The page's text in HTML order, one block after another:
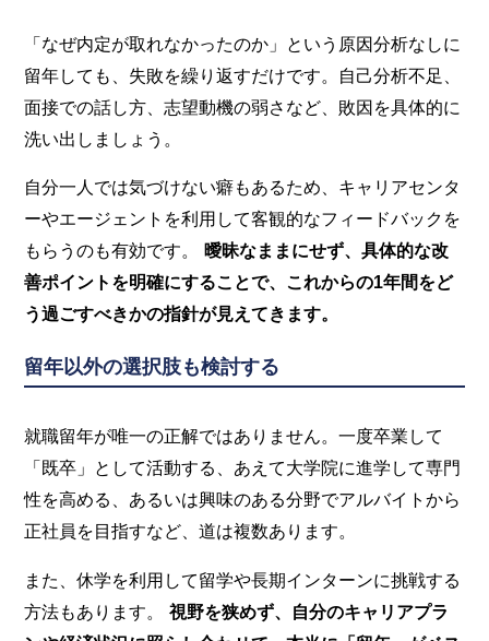
「なぜ内定が取れなかったのか」という原因分析なしに
留年しても、失敗を繰り返すだけです。自己分析不足、
面接での話し方、志望動機の弱さなど、敗因を具体的に
洗い出しましょう。
自分一人では気づけない癖もあるため、キャリアセンタ
ーやエージェントを利用して客観的なフィードバックを
もらうのも有効です。
曖昧なままにせず、具体的な改
善ポイントを明確にすることで、これからの1年間をど
う過ごすべきかの指針が見えてきます。
留年以外の選択肢も検討する
就職留年が唯一の正解ではありません。一度卒業して
「既卒」として活動する、あえて大学院に進学して専門
性を高める、あるいは興味のある分野でアルバイトから
正社員を目指すなど、道は複数あります。
また、休学を利用して留学や長期インターンに挑戦する
方法もあります。
視野を狭めず、自分のキャリアプラ